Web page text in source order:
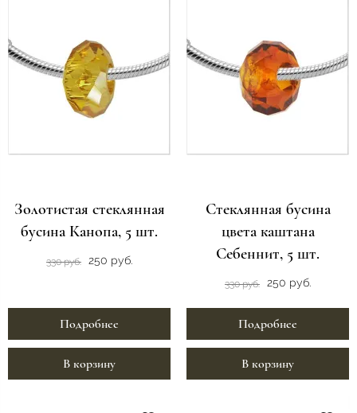
Золотистая стеклянная
бусина Канопа, 5 шт.
330 руб. 250 руб.
Подробнее
В корзину
Стеклянная бусина
цвета каштана
Себеннит, 5 шт.
330 руб. 250 руб.
Подробнее
В корзину